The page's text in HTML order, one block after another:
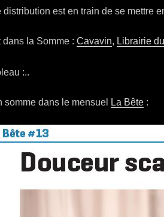
distribution est en train de se mettre
dans la Somme :Cavavin, Librairie
:..
somme dans le mensuel La Bête :